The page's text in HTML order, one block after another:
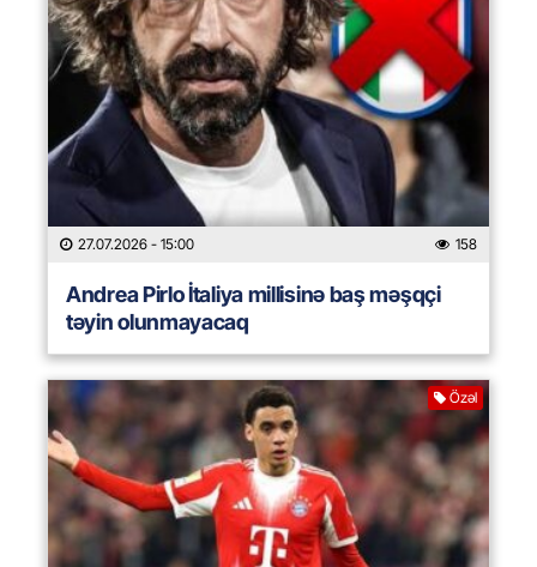
27.07.2026 - 15:00 158
Andrea Pirlo İtaliya millisinə baş məşqçi
təyin olunmayacaq
Özəl